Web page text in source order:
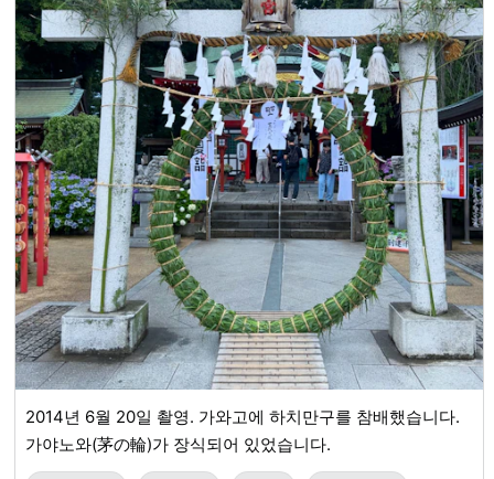
2014년 6월 20일 촬영. 가와고에 하치만구를 참배했습니다.
가야노와(茅の輪)가 장식되어 있었습니다.